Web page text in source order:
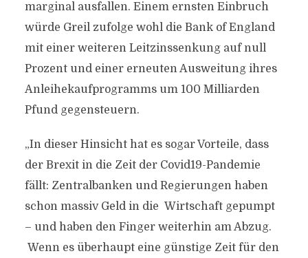
marginal ausfallen. Einem ernsten Einbruch
würde Greil zufolge wohl die Bank of England
mit einer weiteren Leitzinssenkung auf null
Prozent und einer erneuten Ausweitung ihres
Anleihekaufprogramms um 100 Milliarden
Pfund gegensteuern.
„In dieser Hinsicht hat es sogar Vorteile, dass
der Brexit in die Zeit der Covid19-Pandemie
fällt: Zentralbanken und Regierungen haben
schon massiv Geld in die Wirtschaft gepumpt
– und haben den Finger weiterhin am Abzug.
Wenn es überhaupt eine günstige Zeit für den